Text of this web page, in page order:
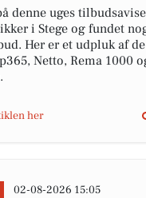
denne uges
i Stege og fundet
Her er et udpluk af
Netto, Rema 1000
her
02-08-2026 15:05